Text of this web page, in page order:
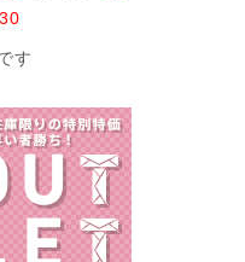
30
す